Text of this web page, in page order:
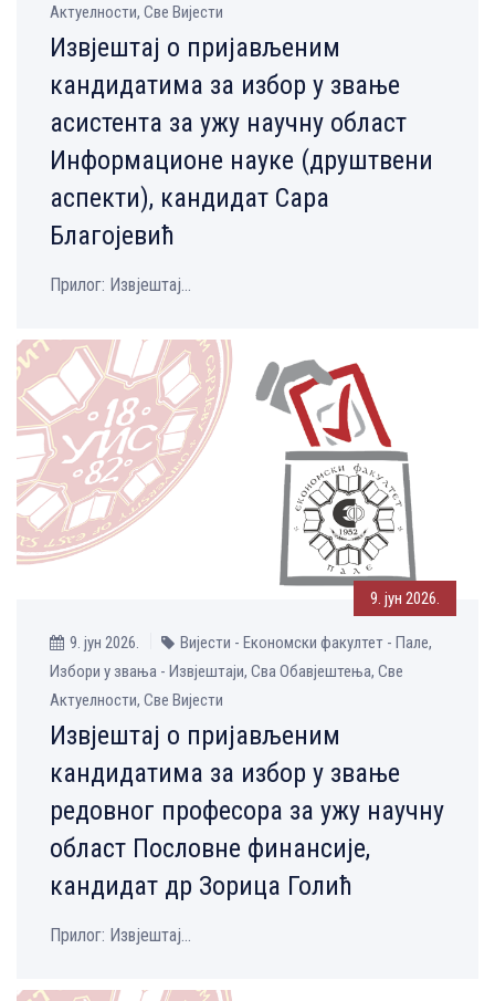
Aктуелности, Све Вијести
Извјештај о пријављеним
кандидатима за избор у звање
асистента за ужу научну област
Информационе науке (друштвени
аспекти), кандидат Сара
Благојевић
Прилог: Извјештај...
9. јун 2026.
9. јун 2026.
Вијести - Економски факултет - Пале,
Избори у звања - Извјештаји, Сва Обавјештења, Све
Aктуелности, Све Вијести
Извјештај o пријављеним
кандидатима за избор у звање
редовног професора за ужу научну
област Пословне финансије,
кандидат др Зорица Голић
Прилог: Извјештај...